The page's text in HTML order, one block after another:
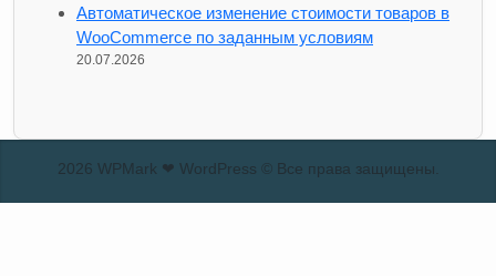
Автоматическое изменение стоимости товаров в
WooCommerce по заданным условиям
20.07.2026
2026 WPMark ❤ WordPress © Все права защищены.